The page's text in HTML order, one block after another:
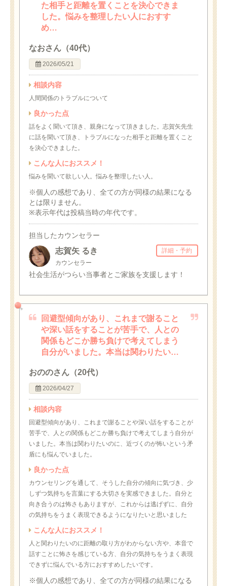
た相手と距離を置くことを決心できま
した。悩みを整理したい人におすす
め…
なおさん（40代）
2026/05/21
相談内容
人間関係のトラブルについて
良かった点
話をよく聞いて頂き、親身になって頂きました。志賀矢先生
に話を聞いて頂き、トラブルになった相手と距離を置くこと
を決心できました。
こんな人におススメ！
悩みを聞いて欲しい人。悩みを整理したい人。
※個人の感想であり、全ての方が同様の結果になる
とは限りません。
※表示年代は投稿当時の年代です。
担当したカウンセラー
志賀矢 るき
カウンセラー
社会生活がつらい当事者とご家族を支援します！
詳細・予約
回避型傾向があり、これまで謝ること
や深い話をすることが苦手で、人との
関係もどこか勝ち負けで考えてしまう
自分がいました。本当は関わりたい…
おののさん（20代）
2026/04/27
相談内容
回避型傾向があり、これまで謝ることや深い話をすることが
苦手で、人との関係もどこか勝ち負けで考えてしまう自分が
いました。本当は関わりたいのに、近づくのが怖いという矛
盾にも悩んでいました。
良かった点
カウンセリングを通して、そうした自分の傾向に気づき、少
しずつ気持ちを言葉にする大切さを実感できました。自分と
向き合うのは怖さもありますが、これからは逃げずに、自分
の気持ちをうまく表現できるようになりたいと思いました
こんな人におススメ！
人と関わりたいのに距離の取り方がわからない方や、本音で
話すことに怖さを感じている方、自分の気持ちをうまく表現
できずに悩んでいる方におすすめしたいです。
※個人の感想であり、全ての方が同様の結果になる